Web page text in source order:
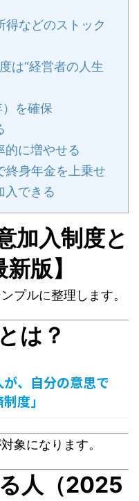
などのストック
は“経営者の人生
を確保
に増やせる
身年金を上乗せ
できる
加入制度と
版】
プルに整理します。
は？
が、自分の意思で
度」
象になります。
人（2025